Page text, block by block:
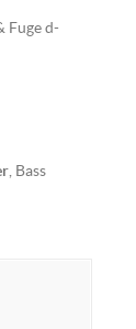
Fuge d-
, Bass